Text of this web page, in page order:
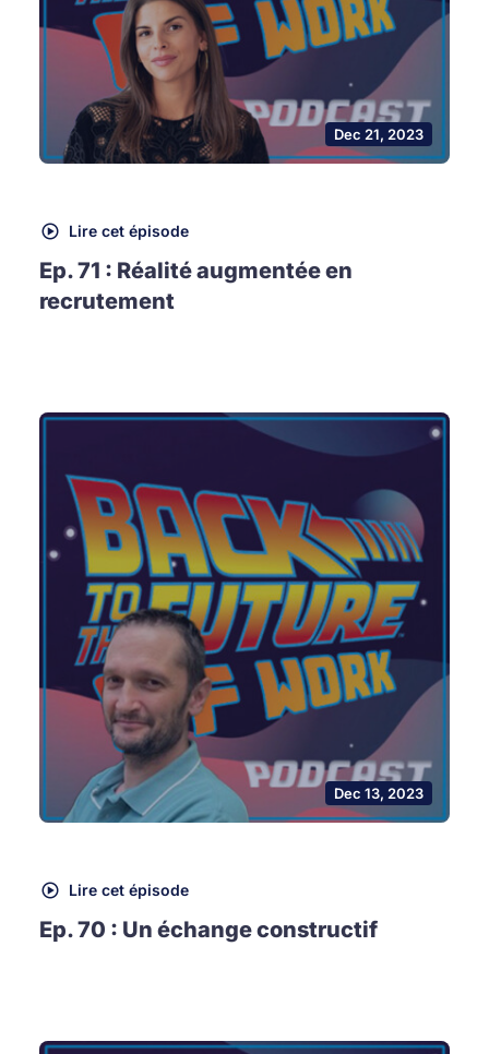
Dec 21, 2023
Lire cet épisode
Ep. 71 : Réalité augmentée en
recrutement
Dec 13, 2023
Lire cet épisode
Ep. 70 : Un échange constructif